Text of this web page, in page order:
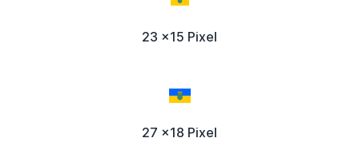
23 x15 Pixel
27 x18 Pixel